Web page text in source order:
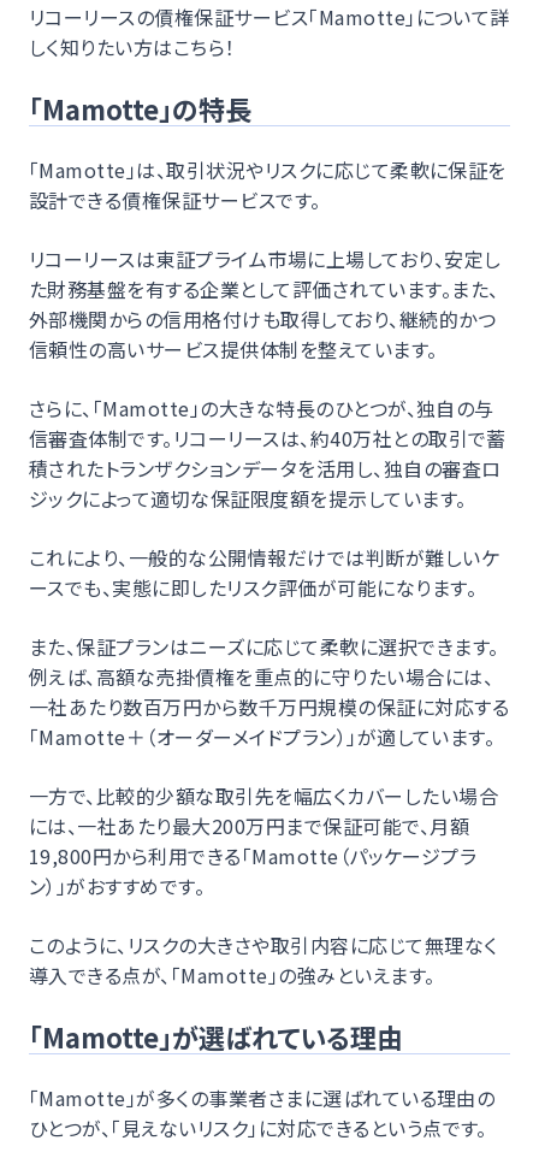
リコーリースの債権保証サービス「Mamotte」について詳
しく知りたい方はこちら！
「Mamotte」の特長
「Mamotte」は、取引状況やリスクに応じて柔軟に保証を
設計できる債権保証サービスです。
リコーリースは東証プライム市場に上場しており、安定し
た財務基盤を有する企業として評価されています。また、
外部機関からの信用格付けも取得しており、継続的かつ
信頼性の高いサービス提供体制を整えています。
さらに、「Mamotte」の大きな特長のひとつが、独自の与
信審査体制です。リコーリースは、約40万社との取引で蓄
積されたトランザクションデータを活用し、独自の審査ロ
ジックによって適切な保証限度額を提示しています。
これにより、一般的な公開情報だけでは判断が難しいケ
ースでも、実態に即したリスク評価が可能になります。
また、保証プランはニーズに応じて柔軟に選択できます。
例えば、高額な売掛債権を重点的に守りたい場合には、
一社あたり数百万円から数千万円規模の保証に対応する
「Mamotte＋（オーダーメイドプラン）」が適しています。
一方で、比較的少額な取引先を幅広くカバーしたい場合
には、一社あたり最大200万円まで保証可能で、月額
19,800円から利用できる「Mamotte（パッケージプラ
ン）」がおすすめです。
このように、リスクの大きさや取引内容に応じて無理なく
導入できる点が、「Mamotte」の強みといえます。
「Mamotte」が選ばれている理由
「Mamotte」が多くの事業者さまに選ばれている理由の
ひとつが、「見えないリスク」に対応できるという点です。